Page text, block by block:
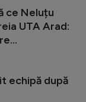
ce Neluțu
UTA Arad:
echipă după